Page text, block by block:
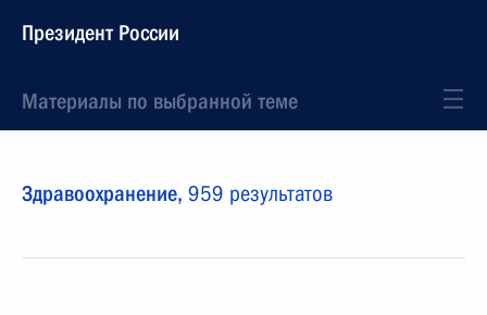
Президент России
Материалы по выбранной теме
Здравоохранение, 959 результатов